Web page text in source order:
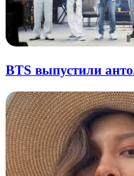
BTS выпустили